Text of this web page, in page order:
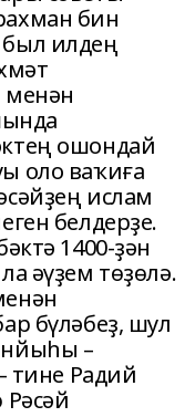
бин
илдең
менән
ошондай
оло ваҡиға
ислам
белдерҙе.
1400-ҙән
әүҙем төҙөлә.
бүләбеҙ, шул
–
тине Радий